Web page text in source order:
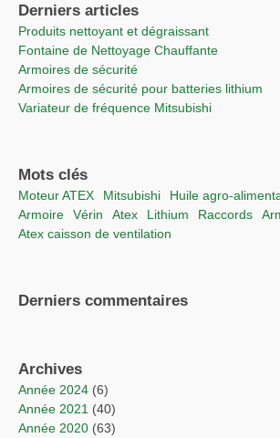
Derniers articles
Produits nettoyant et dégraissant
Fontaine de Nettoyage Chauffante
Armoires de sécurité
Armoires de sécurité pour batteries lithium
Variateur de fréquence Mitsubishi
Mots clés
moteur ATEX Mitsubishi Huile agro-
Armoire
vérin Atex lithium raccords
Atex caisson de ventilation
Derniers commentaires
Archives
année 2024 (6)
année 2021 (40)
année 2020 (63)